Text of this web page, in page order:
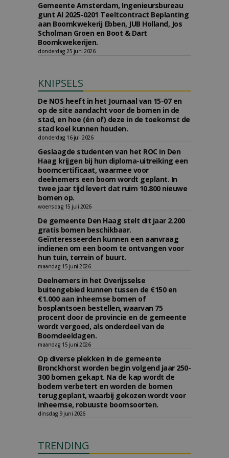
Gemeente Amsterdam, Ingenieursbureau
gunt AI 2025-0201 Teeltcontract Beplanting
aan Boomkwekerij Ebben, JUB Holland, Jos
Scholman Groen en Boot & Dart
Boomkwekerijen.
donderdag 25 juni 2026
KNIPSELS
De NOS heeft in het Journaal van 15-07 en
op de site aandacht voor de bomen in de
stad, en hoe (én of) deze in de toekomst de
stad koel kunnen houden.
donderdag 16 juli 2026
Geslaagde studenten van het ROC in Den
Haag krijgen bij hun diploma-uitreiking een
boomcertificaat, waarmee voor
deelnemers een boom wordt geplant. In
twee jaar tijd levert dat ruim 10.800 nieuwe
bomen op.
woensdag 15 juli 2026
De gemeente Den Haag stelt dit jaar 2.200
gratis bomen beschikbaar.
Geïnteresseerden kunnen een aanvraag
indienen om een boom te ontvangen voor
hun tuin, terrein of buurt.
maandag 15 juni 2026
Deelnemers in het Overijsselse
buitengebied kunnen tussen de €150 en
€1.000 aan inheemse bomen of
bosplantsoen bestellen, waarvan 75
procent door de provincie en de gemeente
wordt vergoed, als onderdeel van de
Boomdeeldagen.
maandag 15 juni 2026
Op diverse plekken in de gemeente
Bronckhorst worden begin volgend jaar 250-
300 bomen gekapt. Na de kap wordt de
bodem verbetert en worden de bomen
teruggeplant, waarbij gekozen wordt voor
inheemse, robuuste boomsoorten.
dinsdag 9 juni 2026
TRENDING